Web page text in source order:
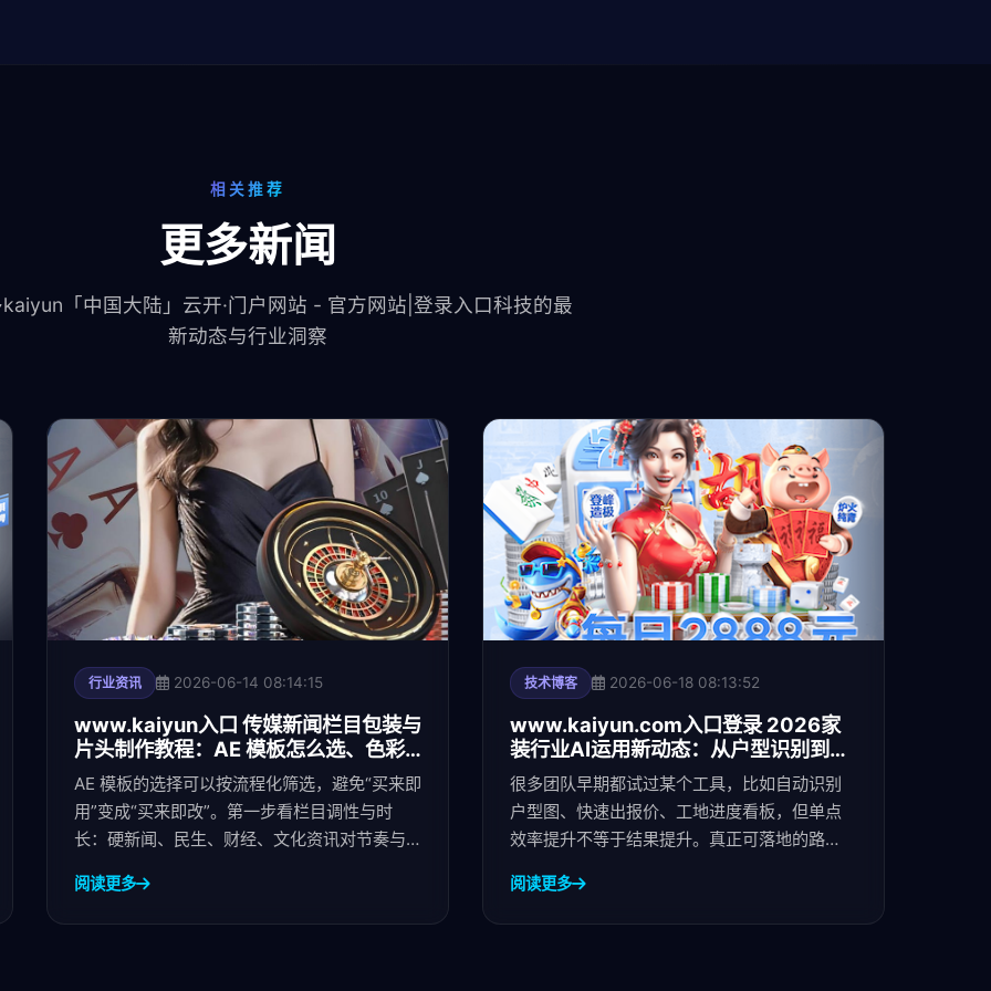
相关推荐
更多新闻
「中国大陆」云开·门户网站 - 官方网站|登录入口科技的最
新动态与行业洞察
行业资讯 2026-06-14 08:14:15
www.kaiyun入口 传媒新闻栏目包装与
片头制作教程：AE 模板怎么选、色彩
规范怎么定、交付文件包含哪
AE 模板的选择可以按流程化筛选，避免“买来即
用”变成“买来即改”。第一步看栏目调性与时
长：硬新闻、民生、财经、文化资讯对节奏与
阅读更多
技术博客 2026-06-18 08:13:52
www.kaiyun.com入口登录 2026家
装行业AI运用新动态：从户型识别到施
工排期，智能化落地进入提效期
很多团队早期都试过某个工具，比如自动识别
户型图、快速出报价、工地进度看板，但单点
效率提升不等于结果提升。真正可落地的路
阅读更多